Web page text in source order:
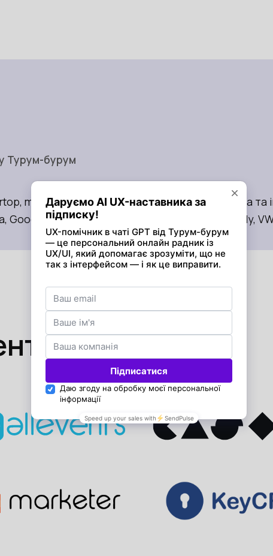
Турум-бурум
myGlo, YARO, Metinvest, COMFY, Domino's pizza та
Google Analytics, GTM, Looker Data Studio, Plerdy,